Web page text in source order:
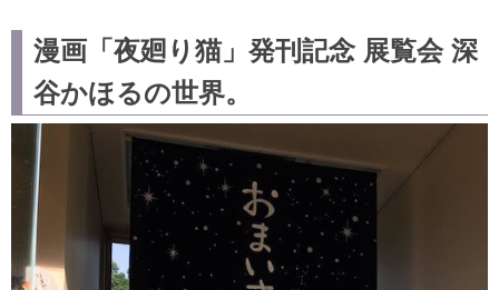
漫画「夜廻り猫」発刊記念 展覧会 深
谷かほるの世界。